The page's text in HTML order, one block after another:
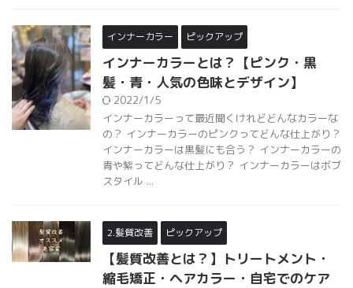
インナーカラー ピックアップ
インナーカラーとは？【ピンク・黒
髪・青・人気の色味とデザイン】
2022/1/5
インナーカラーって最近聞くけれどどんなカラーな
の？ インナーカラーのピンクってどんな仕上がり？
インナーカラーは黒髪にも合う？ インナーカラーの
青や紫ってどんな仕上がり？ インナーカラーはボブ
スタイル ...
2.髪質改善 ピックアップ
【髪質改善とは？】トリートメント・
縮毛矯正・ヘアカラー・自宅でのケア